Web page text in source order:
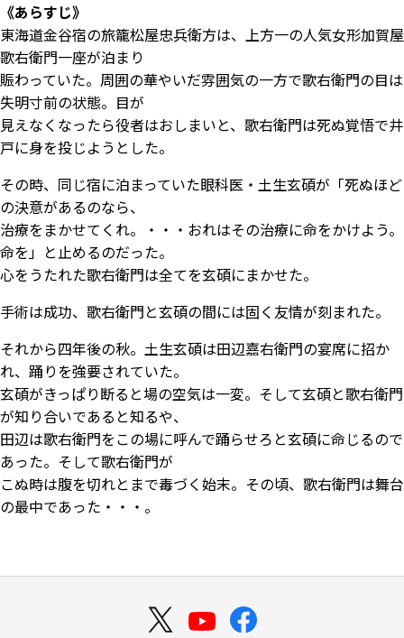
《あらすじ》
東海道金谷宿の旅籠松屋忠兵衛方は、上方一の人気女形加賀屋
歌右衛門一座が泊まり
賑わっていた。周囲の華やいだ雰囲気の一方で歌右衛門の目は
失明寸前の状態。目が
見えなくなったら役者はおしまいと、歌右衛門は死ぬ覚悟で井
戸に身を投じようとした。
その時、同じ宿に泊まっていた眼科医・土生玄碩が「死ぬほど
の決意があるのなら、
治療をまかせてくれ。・・・おれはその治療に命をかけよう。
命を」と止めるのだった。
心をうたれた歌右衛門は全てを玄碩にまかせた。
手術は成功、歌右衛門と玄碩の間には固く友情が刻まれた。
それから四年後の秋。土生玄碩は田辺嘉右衛門の宴席に招か
れ、踊りを強要されていた。
玄碩がきっぱり断ると場の空気は一変。そして玄碩と歌右衛門
が知り合いであると知るや、
田辺は歌右衛門をこの場に呼んで踊らせろと玄碩に命じるので
あった。そして歌右衛門が
こぬ時は腹を切れとまで毒づく始末。その頃、歌右衛門は舞台
の最中であった・・・。